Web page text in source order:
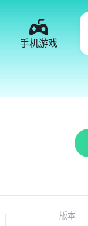
手机游戏
版本